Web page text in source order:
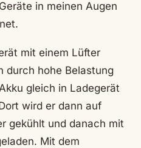
in meinen Augen
mit einem Lüfter
durch hohe Belastung
gleich in Ladegerät
wird er dann auf
gekühlt und danach mit
Mit dem